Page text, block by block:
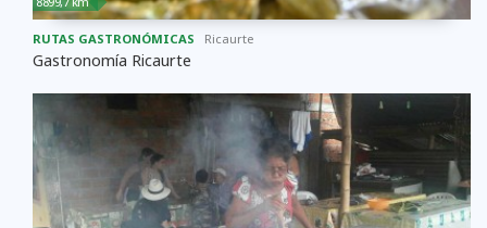
RUTAS GASTRONÓMICAS Ricaurte
Gastronomía Ricaurte